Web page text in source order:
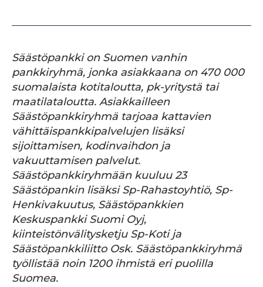
Säästöpankki on Suomen vanhin
pankkiryhmä, jonka asiakkaana on 470 000
suomalaista kotitaloutta, pk-yritystä tai
maatilataloutta. Asiakkailleen
Säästöpankkiryhmä tarjoaa kattavien
vähittäispankkipalvelujen lisäksi
sijoittamisen, kodinvaihdon ja
vakuuttamisen palvelut.
Säästöpankkiryhmään kuuluu 23
Säästöpankin lisäksi Sp-Rahastoyhtiö, Sp-
Henkivakuutus, Säästöpankkien
Keskuspankki Suomi Oyj,
kiinteistönvälitysketju Sp-Koti ja
Säästöpankkiliitto Osk. Säästöpankkiryhmä
työllistää noin 1200 ihmistä eri puolilla
Suomea.